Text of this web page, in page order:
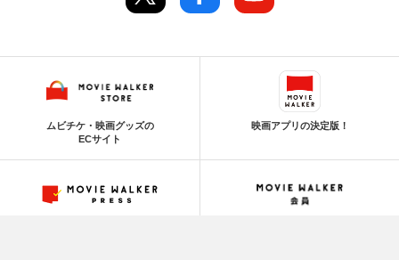
ムビチケ・映画グッズの
ECサイト
映画アプリの決定版！